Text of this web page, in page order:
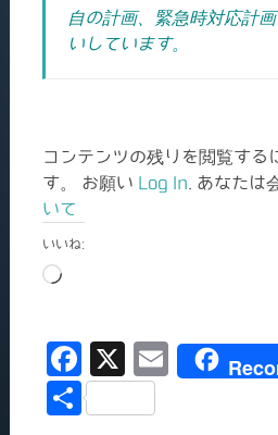
自の計画、緊急時対応計
いしています。
コンテンツの残りを閲覧する
す。 お願い Log In . あなたは
いて
いいね:
読
み
中…
F
a
X
E
共